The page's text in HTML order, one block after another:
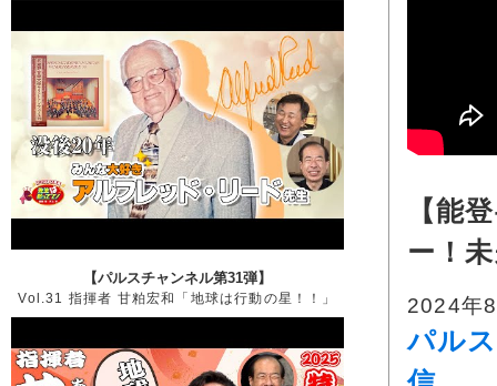
【能
ー！
2024年
パル
【パルスチャンネル第31弾】
Vol.31 指揮者 甘粕宏和「地球は行動の星！！」